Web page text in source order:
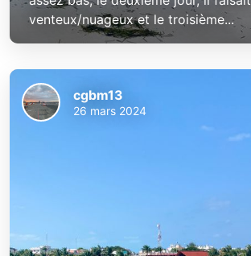
venteux/nuageux et le troisième...
cgbm13
26 mars 2024